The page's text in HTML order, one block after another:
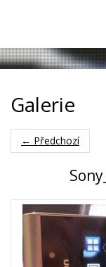
Galerie
← Předchozí